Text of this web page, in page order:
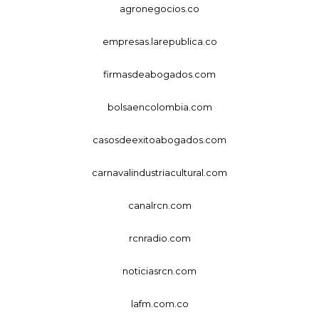
agronegocios.co
empresas.larepublica.co
firmasdeabogados.com
bolsaencolombia.com
casosdeexitoabogados.com
carnavalindustriacultural.com
canalrcn.com
rcnradio.com
noticiasrcn.com
lafm.com.co